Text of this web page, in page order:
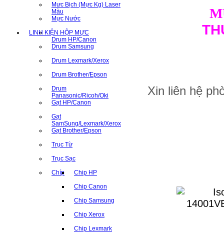
Mưc Bịch (Mực Kg) Laser
Màu
Mực Nước
LINH KIỆN HỘP MỰC
Drum HP/Canon
Drum Samsung
Drum Lexmark/Xerox
Drum Brother/Epson
Drum
Panasonic/Ricoh/Oki
Gạt HP/Canon
Gạt
SamSung/Lexmark/Xerox
Gạt Brother/Epson
Trục Từ
Trục Sạc
Chíp Chip HP
Chip Canon
Chip Samsung
Chip Xerox
Chip Lexmark
Xin liên hệ